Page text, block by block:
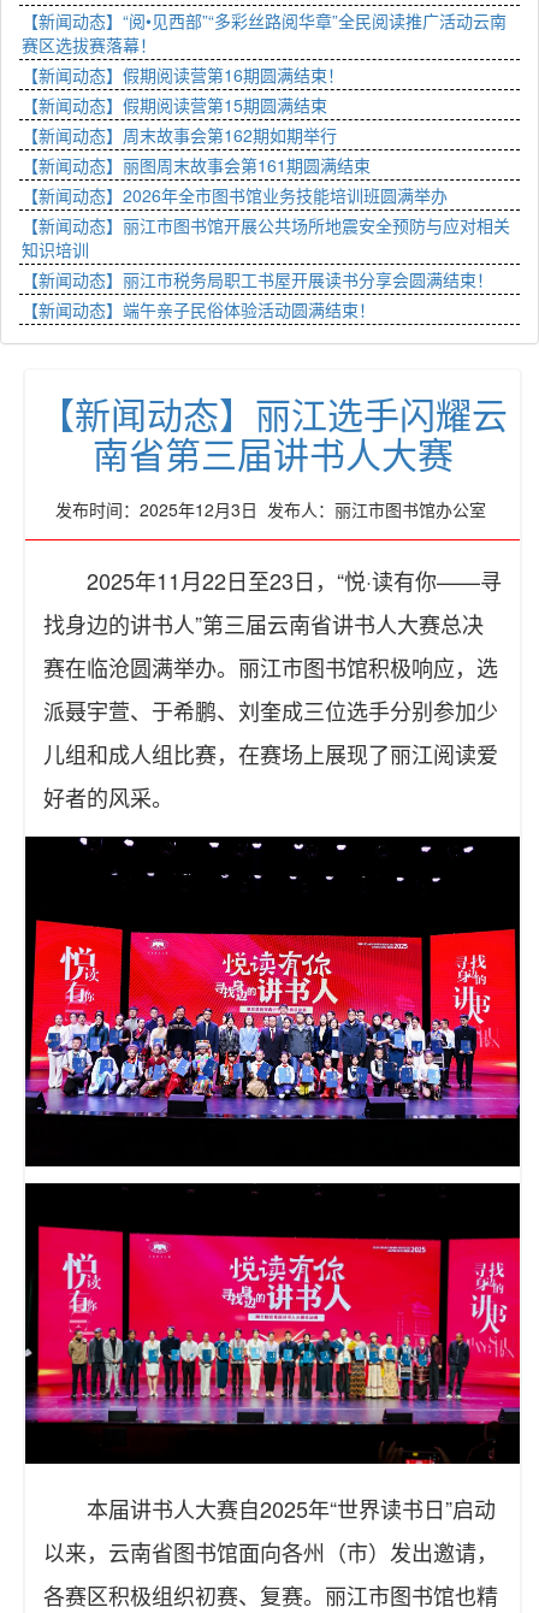
【新闻动态】“阅•见西部”“多彩丝路阅华章”全民阅读推广活动云南
赛区选拔赛落幕！
【新闻动态】假期阅读营第16期圆满结束！
【新闻动态】假期阅读营第15期圆满结束
【新闻动态】周末故事会第162期如期举行
【新闻动态】丽图周末故事会第161期圆满结束
【新闻动态】2026年全市图书馆业务技能培训班圆满举办
【新闻动态】丽江市图书馆开展公共场所地震安全预防与应对相关
知识培训
【新闻动态】丽江市税务局职工书屋开展读书分享会圆满结束！
【新闻动态】端午亲子民俗体验活动圆满结束！
【新闻动态】丽江选手闪耀云
南省第三届讲书人大赛
发布时间：2025年12月3日 发布人：丽江市图书馆办公室
2025年11月22日至23日，“悦·读有你——寻
找身边的讲书人”第三届云南省讲书人大赛总决
赛在临沧圆满举办。丽江市图书馆积极响应，选
派聂宇萱、于希鹏、刘奎成三位选手分别参加少
儿组和成人组比赛，在赛场上展现了丽江阅读爱
好者的风采。
本届讲书人大赛自2025年“世界读书日”启动
以来，云南省图书馆面向各州（市）发出邀请，
各赛区积极组织初赛、复赛。丽江市图书馆也精